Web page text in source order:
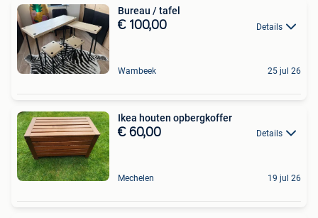
Bureau / tafel
€ 100,00 Details
Wambeek 25 jul 26
Ikea houten opbergkoffer
€ 60,00 Details
Mechelen 19 jul 26